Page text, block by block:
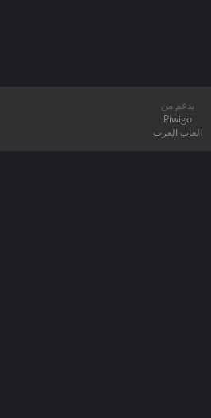
بدعم من
Piwigo
العاب العرب